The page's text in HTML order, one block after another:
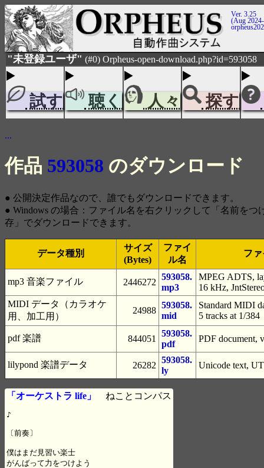
Ver. 3.25
(Aug
"未登録ユーザ" (#0) Orpheus-open-download.php?id=593058
試す 聴く 人々 探す
...
作品 593058 のダウンロード
● 公開決定作品なので、誰でもダウンロードできます。
● Windows の場合：ファイル名を右クリックして「名前をつ
存」でダウンロードできます。
データ種別
サイズ
(Bytes)
ファイ
ル名
フ
mp3 音楽ファイル 2446272
593058.
mp3
MPEG ADTS,
16 kHz,
MIDI データ（カラオケ
用、加工用）
24988
593058.
mid
Standard MIDI
5 tracks at 1/384
pdf 楽譜 844051
593058.
pdf
PDF document,
lilypond 楽譜データ 26282
593058.
ly
Unicode text,
「オーケストラ life」 ねことコンパス
♪
〔前奏〕
僕はまだ見習い楽士
がんばって力をつけよう